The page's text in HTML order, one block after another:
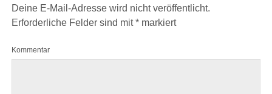
Deine E-Mail-Adresse wird nicht veröffentlicht.
Erforderliche Felder sind mit*markiert
Kommentar